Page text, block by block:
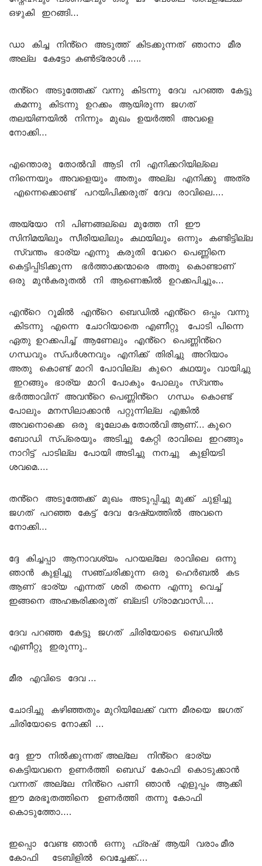
ഒഴുകി ഇറങ്ങി…
ഡാ കിച്ച നിൻ്റെ അടുത്ത് കിടക്കുന്നത് ഞാനാ മീര
അല്ല കേട്ടോ കൺട്രോൾ …..
തൻ്റെ അടുത്തേക്ക് വന്നു കിടന്നു ദേവ പറഞ്ഞ കേട്ടു
കമന്നു കിടന്നു ഉറക്കം ആയിരുന്ന ജഗത്
തലയിണയിൽ നിന്നും മുഖം ഉയർത്തി അവളെ
നോക്കി…
എന്തൊരു തോൽവി ആടി നി എനിക്കറിയില്ലെ
നിന്നെയും അവളെയും അതും അല്ല എനിക്കു അത്ര
എന്നെക്കൊണ്ട് പറയിപിക്കരുത് ദേവ രാവിലെ….
അയ്യോ നി പിണങ്ങല്ലെ മുത്തേ നി ഈ
സിനിമയിലും സീരിയലിലും കഥയിലും ഒന്നും കണ്ടിട്ടില്ല
സ്വന്തം ഭാര്യ എന്നു കരുതി വേറെ പെണ്ണിനെ
കെട്ടിപ്പിടിക്കുന്ന ഭർത്താക്കന്മാരെ അതു കൊണ്ടാണ്
ഒരു മുൻകരുതൽ നി ആണെങ്കിൽ ഉറക്കപിച്ചും…
എൻ്റെ റൂമിൽ എൻ്റെ ബെഡിൽ എൻ്റെ ഒപ്പം വന്നു
കിടന്നു എന്നെ ചോറിയാതെ എണീറ്റു പോടി പിന്നെ
ഏതു ഉറക്കപിച്ച് ആണേലും എൻ്റെ പെണ്ണിൻ്റെ
ഗന്ധവും സ്പർശനവും എനിക്ക് തിരിച്ചു അറിയാം
അതു കൊണ്ട് മാറി പോവില്ല കുറെ കഥയും വായിച്ചു
ഇറങ്ങും ഭാര്യ മാറി പോകും പോലും സ്വന്തം
ഭർത്താവിന് അവൻ്റെ പെണ്ണിൻ്റെ ഗന്ധം കൊണ്ട്
പോലും മനസിലാക്കാൻ പറ്റുന്നില്ല എങ്കിൽ
അവനൊക്കെ ഒരു ഭൂലോക തോൽവി ആണ്… കുറെ
ബോഡി സ്പ്രെയും അടിച്ചു കേറ്റി രാവിലെ ഇറങ്ങും
നാറിട്ട് പാടില്ല പോയി അടിച്ചു നനച്ചു കുളിയടി
ശവമെ….
തൻ്റെ അടുത്തേക്ക് മുഖം അടുപ്പിച്ചു മുക്ക് ചുളിച്ചു
ജഗത് പറഞ്ഞ കേട്ട് ദേവ ദേഷ്യത്തിൽ അവനെ
നോക്കി…
ദ്ദേ കിച്ചപ്പാ ആനാവശ്യം പറയല്ലേ രാവിലെ ഒന്നു
ഞാൻ കുളിച്ചു സഞ്ചരിക്കുന്ന ഒരു ഹെർബൽ കട
ആണ് ഭാര്യ എന്നത് ശരി തന്നെ എന്നു വെച്ച്
ഇങ്ങനെ അഹങ്കരിക്കരുത് ബ്ലടി ഗ്രാമവാസി….
ദേവ പറഞ്ഞ കേട്ടു ജഗത് ചിരിയോടെ ബെഡിൽ
എണീറ്റു ഇരുന്നു..
മീര എവിടെ ദേവ …
ചോദിച്ചു കഴിഞ്ഞതും മുറിയിലേക്ക് വന്ന മീരയെ ജഗത്
ചിരിയോടെ നോക്കി …
ദ്ദേ ഈ നിൽക്കുന്നത് അല്ലേ നിൻ്റെ ഭാര്യ
കെട്ടിയവനെ ഉണർത്തി ബെഡ് കോഫി കൊടുക്കാൻ
വന്നത് അല്ലേ നിൻ്റെ പണി ഞാൻ എളുപ്പം ആക്കി
ഈ മരഭൂതത്തിനെ ഉണർത്തി തന്നു കോഫി
കൊടുത്തോ….
ഇപ്പൊ വേണ്ട ഞാൻ ഒന്നു ഫ്രഷ് ആയി വരാം മീര
കോഫി ടേബിളിൽ വെച്ചേക്ക്….